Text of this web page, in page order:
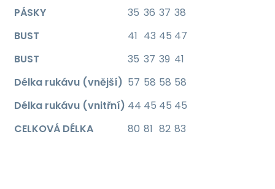
PÁSKY
35 36 37 38
BUST
41 43 45 47
BUST
35 37 39 41
Délka rukávu (vnější) 57 58 58 58
Délka rukávu (vnitřní) 44 45 45 45
CELKOVÁ DÉLKA
80 81 82 83